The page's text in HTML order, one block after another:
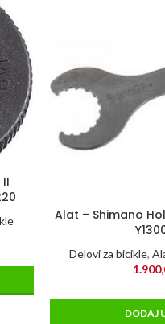
Alat – Shimano
Delovi za bicikle,
DODAJ